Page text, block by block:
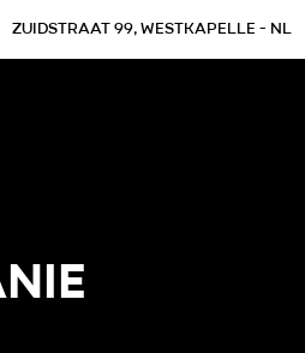
Zuidstraat 99, Westkapelle - NL